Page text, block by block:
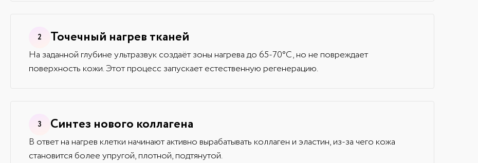
Точечный нагрев тканей
На заданной глубине ультразвук создаёт зоны нагрева до 65-70°C, но не повреждает
поверхность кожи. Этот процесс запускает естественную регенерацию.
Синтез нового коллагена
В ответ на нагрев клетки начинают активно вырабатывать коллаген и эластин, из-за чего кожа
становится более упругой, плотной, подтянутой.